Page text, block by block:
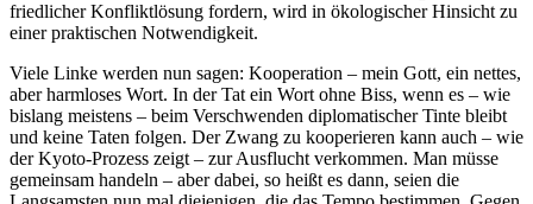
friedlicher Konfliktlösung fordern, wird in ökologischer Hinsicht zu
einer praktischen Notwendigkeit.
Viele Linke werden nun sagen: Kooperation – mein Gott, ein nettes,
aber harmloses Wort. In der Tat ein Wort ohne Biss, wenn es – wie
bislang meistens – beim Verschwenden diplomatischer Tinte bleibt
und keine Taten folgen. Der Zwang zu kooperieren kann auch – wie
der Kyoto-Prozess zeigt – zur Ausflucht verkommen. Man müsse
gemeinsam handeln – aber dabei, so heißt es dann, seien die